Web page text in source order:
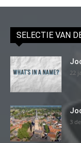
SELECTIE VAN
22
3